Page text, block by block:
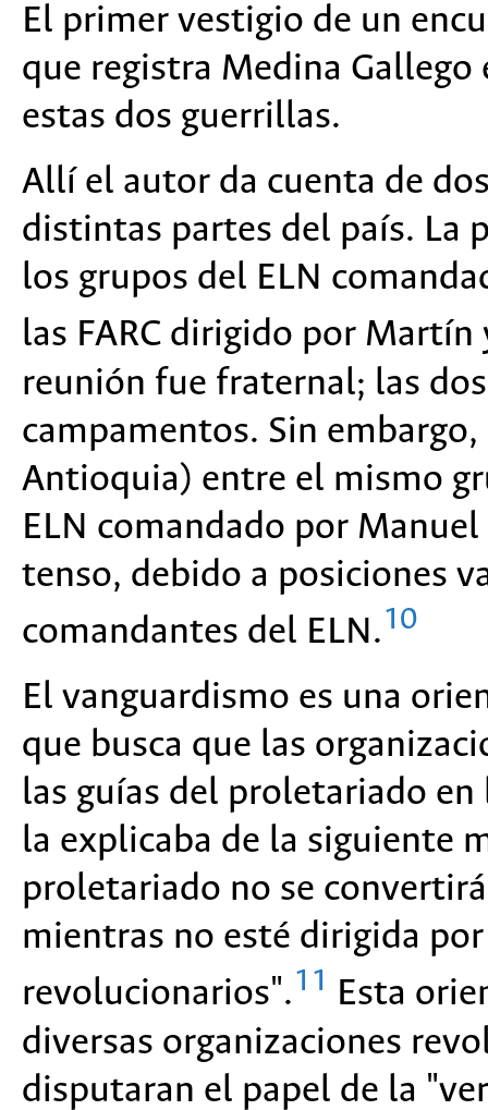
El primer vestigio de un
que registra Medina
estas dos guerrillas.
Allí el autor da cuenta de
distintas partes del país. La
los grupos del ELN
las FARC dirigido por Martín
reunión fue fraternal; las
campamentos. Sin
Antioquia) entre el mismo
ELN comandado por
tenso, debido a posiciones
comandantes del ELN.10
El vanguardismo es una
que busca que las
las guías del proletariado
la explicaba de la siguiente
proletariado no se
mientras no esté dirigida
revolucionarios".11 Esta
diversas organizaciones
disputaran el papel de la